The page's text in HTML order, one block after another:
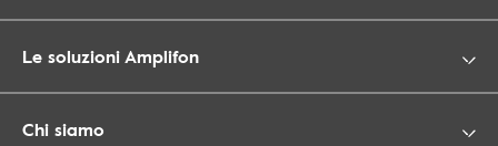
Le soluzioni Amplifon
Chi siamo